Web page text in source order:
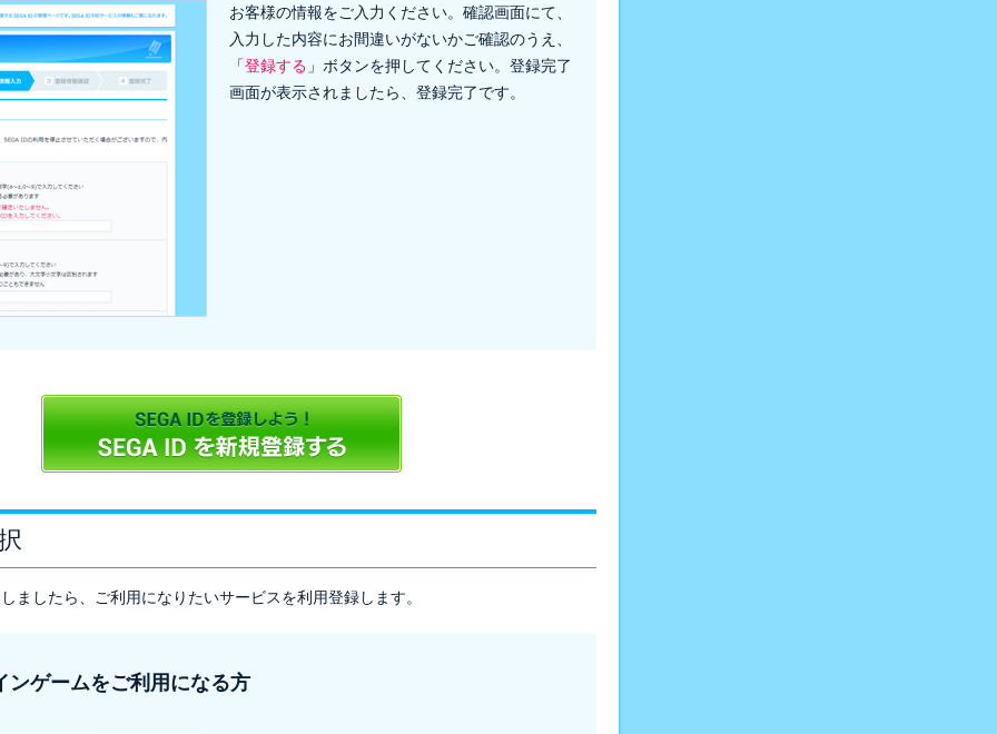
お客様の情報をご入力ください。確認画面にて、
入力した内容にお間違いがないかご確認のうえ、
「登録する 」ボタンを押してください。登録完了
画面が表示されましたら、登録完了です。
ましたら、ご利用になりたいサービスを利用登録します。
ンゲームをご利用になる方